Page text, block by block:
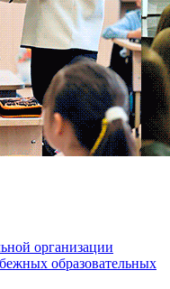
организации
образовательных